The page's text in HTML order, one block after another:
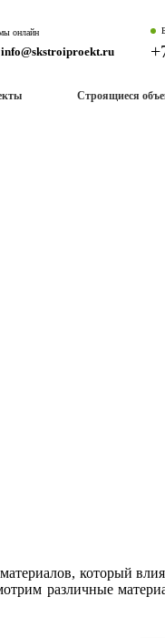
онлайн
info@skstroiproekt.ru
Строящиеся
который
различные